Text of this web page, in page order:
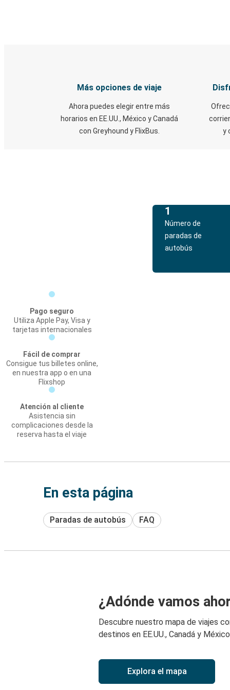
Más opciones de viaje
Ahora puedes elegir entre más
horarios en EE.UU., México y Canadá
con Greyhound y FlixBus.
y
1
Número de
paradas de
autobús
Pago seguro
Utiliza Apple Pay, Visa y
tarjetas internacionales
Fácil de comprar
Consigue tus billetes online,
en nuestra app o en una
Flixshop
Atención al cliente
Asistencia sin
complicaciones desde la
reserva hasta el viaje
En esta página
Paradas de autobús FAQ
¿Adónde vamos
Descubre nuestro mapa de viajes
destinos en EE.UU., Canadá y
Explora el mapa